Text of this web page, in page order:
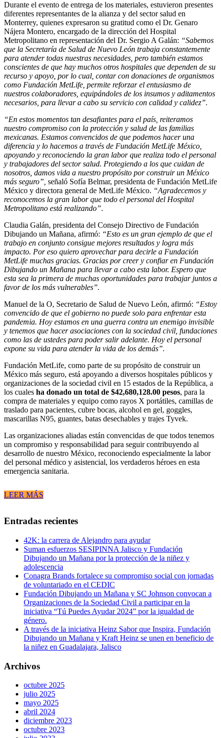
Durante el evento de entrega de los materiales, estuvieron presentes
diferentes representantes de la alianza y del sector salud en
Monterrey, quienes expresaron su gratitud como el Dr. Genaro
Nájera Montero, encargado de la dirección del Hospital
Metropolitano en representación del Dr. Sergio A Galán: “Sabemos
que la Secretaría de Salud de Nuevo León trabaja constantemente
para atender todas nuestras necesidades, pero también estamos
conscientes de que hay muchos otros hospitales que dependen de su
recurso y apoyo, por lo cual, contar con donaciones de organismos
como Fundación MetLife, permite reforzar el entusiasmo de
nuestros colaboradores, equipándoles de los insumos y aditamentos
necesarios, para llevar a cabo su servicio con calidad y calidez”.
“En estos momentos tan desafiantes para el país, reiteramos
nuestro compromiso con la protección y salud de las familias
mexicanas. Estamos convencidos de que podemos hacer una
diferencia y lo hacemos a través de Fundación MetLife México,
apoyando y reconociendo la gran labor que realiza todo el personal
y trabajadores del sector salud. Protegiendo a los que cuidan de
nosotros, damos vida a nuestro propósito por construir un México
más seguro”, señaló Sofía Belmar, presidenta de Fundación MetLife
México y directora general de MetLife México. “Agradecemos y
reconocemos la gran labor que todo el personal del Hospital
Metropolitano está realizando”.
Claudia Galán, presidenta del Consejo Directivo de Fundación
Dibujando un Mañana, afirmó: “Esto es un gran ejemplo de que el
trabajo en conjunto consigue mejores resultados y logra más
impacto. Por eso quiero aprovechar para decirle a Fundación
MetLife muchas gracias. Gracias por creer y confiar en Fundación
Dibujando un Mañana para llevar a cabo esta labor. Espero que
esta sea la primera de muchas oportunidades para trabajar juntos a
favor de los más vulnerables”.
Manuel de la O, Secretario de Salud de Nuevo León, afirmó: “Estoy
convencido de que el gobierno no puede solo para enfrentar esta
pandemia. Hoy estamos en una guerra contra un enemigo invisible
y tenemos que hacer asociaciones con la sociedad civil, fundaciones
como las de ustedes para poder salir adelante. Hoy el personal
expone su vida para atender la vida de los demás”.
Fundación MetLife, como parte de su propósito de construir un
México más seguro, está apoyando a diversos hospitales públicos y
organizaciones de la sociedad civil en 15 estados de la República, a
los cuales ha donado un total de $42,680,128.00 pesos, para la
compra de materiales y equipo como rayos X portátiles, camillas de
traslado para pacientes, cubre bocas, alcohol en gel, goggles,
mascarillas N95, guantes, batas desechables y trajes Tyvek.
Las organizaciones aliadas están convencidas de que todos tenemos
un compromiso y responsabilidad para seguir contribuyendo al
desarrollo de nuestro México, reconociendo especialmente la labor
del personal médico y asistencial, los verdaderos héroes en esta
emergencia sanitaria.
LEER MÁS
Entradas recientes
42K: la carrera de Alejandro para ayudar
Suman esfuerzos SESIPINNA Jalisco y Fundación
Dibujando un Mañana por la protección de la niñez y
adolescencia
Conagra Brands fortalece su compromiso social con jornadas
de voluntariado en el CEDIC
Fundación Dibujando un Mañana y SC Johnson convocan a
Organizaciones de la Sociedad Civil a participar en la
iniciativa “Tú Puedes Ayudar 2024” por la igualdad de
género.
A través de la iniciativa Heinz Sabor que Inspira, Fundación
Dibujando un Mañana y Kraft Heinz se unen en beneficio de
la niñez en Guadalajara, Jalisco
Archivos
octubre 2025
julio 2025
mayo 2025
abril 2024
diciembre 2023
octubre 2023